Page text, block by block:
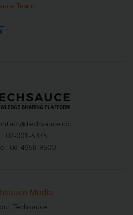
Team
: 02-001-5375
: 06-4658-9500
Media
Techsauce